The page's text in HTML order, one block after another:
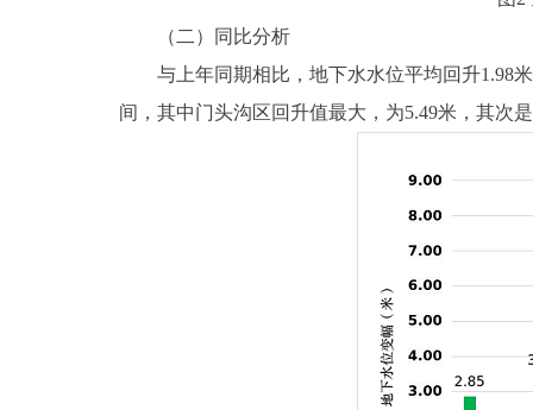
（二）同比分析
与上年同期相比，地下水水位平均回升1.98米
间，其中门头沟区回升值最大，为5.49米，其次